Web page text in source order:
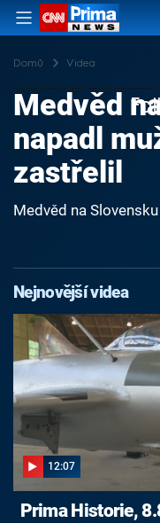
Domů Videa
Medvěd
napadl
zastřelil
Medvěd na
Nejnovější videa
12:07
Prima Historie,